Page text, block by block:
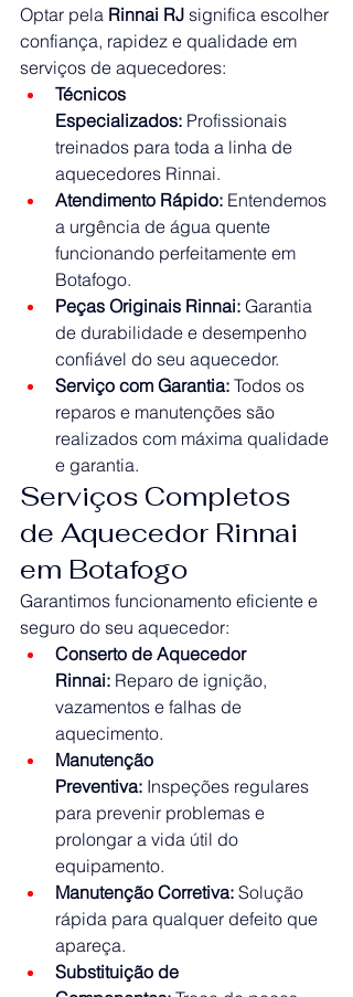
Optar pela Rinnai RJ significa escolher
confiança, rapidez e qualidade em
serviços de aquecedores:
Técnicos
Especializados: Profissionais
treinados para toda a linha de
aquecedores Rinnai.
Atendimento Rápido: Entendemos
a urgência de água quente
funcionando perfeitamente em
Botafogo.
Peças Originais Rinnai: Garantia
de durabilidade e desempenho
confiável do seu aquecedor.
Serviço com Garantia: Todos os
reparos e manutenções são
realizados com máxima qualidade
e garantia.
Serviços Completos
de Aquecedor Rinnai
em Botafogo
Garantimos funcionamento eficiente e
seguro do seu aquecedor:
Conserto de Aquecedor
Rinnai: Reparo de ignição,
vazamentos e falhas de
aquecimento.
Manutenção
Preventiva: Inspeções regulares
para prevenir problemas e
prolongar a vida útil do
equipamento.
Manutenção Corretiva: Solução
rápida para qualquer defeito que
apareça.
Substituição de